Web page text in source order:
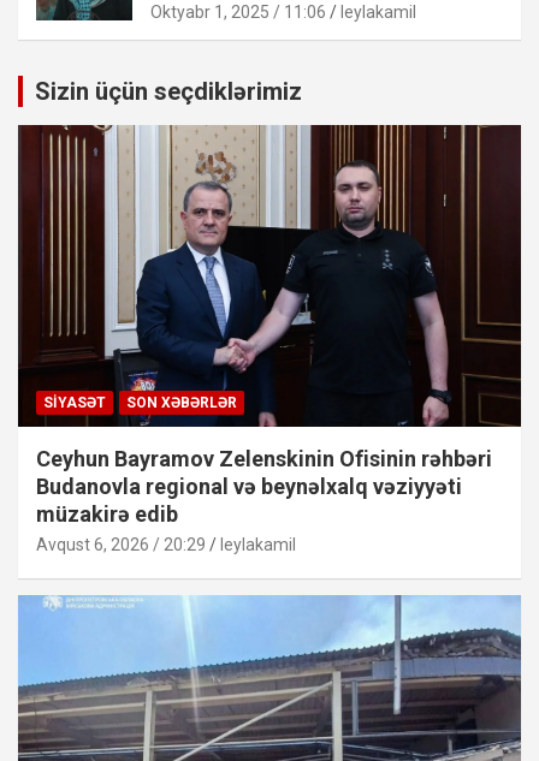
Oktyabr 1, 2025 / 11:06 leylakamil
Sizin üçün seçdiklərimiz
SIYASƏT SON XƏBƏRLƏR
Ceyhun Bayramov Zelenskinin Ofisinin rəhbəri
Budanovla regional və beynəlxalq vəziyyəti
müzakirə edib
Avqust 6, 2026 / 20:29 leylakamil